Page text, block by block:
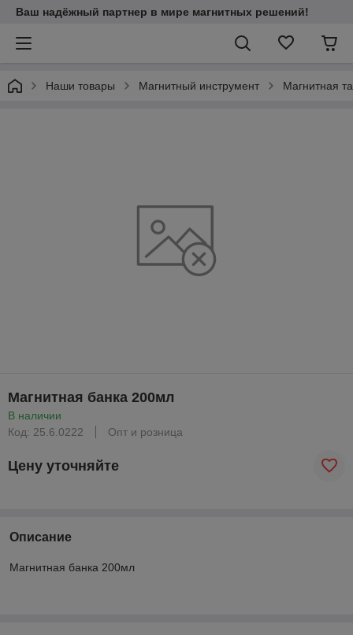
Ваш надёжный партнер в мире магнитных решений!
Наши товары Магнитный инструмент Магнитная
Магнитная банка 200мл
В наличии
Код: 25.6.0222
Опт и розница
Цену уточняйте
Описание
Магнитная банка 200мл